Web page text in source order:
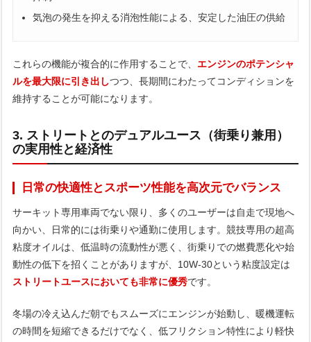
気泡の発生を抑える消泡性能による、安定した油圧の供給
これらの機能が複合的に作用することで、 エンジンのポテンシャ
ルを最大限に引き出しつつ、長期間にわたってコンディションを
維持することが可能になります。
3. ストリートとのデュアルユース（街乗り兼用）
の実用性と経済性
日常の快適性とスポーツ性能を高次元でバランス
サーキット専用車両でない限り、多くのユーザーは自走で現地へ
向かい、日常的には街乗りや通勤に使用します。競技専用の超高
粘度オイルは、低温時の流動性が悪く、街乗りでの燃費悪化や始
動性の低下を招くことがありますが、10W-30という粘度設定は
ストリートユースにおいても非常に優秀です。
冬場の冷え込んだ朝でもスムーズにエンジンが始動し、暖機運転
の時間を短縮できるだけでなく、低フリクション特性により軽快